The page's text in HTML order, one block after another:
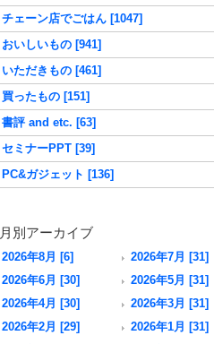
チェーン店でごはん [1047]
おいしいもの [941]
いただきもの [461]
買ったもの [151]
書評 and etc. [63]
セミナーPPT [39]
PC&ガジェット [136]
月別アーカイブ
2026年8月 [6]
2026年7月 [31]
2026年6月 [30]
2026年5月 [31]
2026年4月 [30]
2026年3月 [31]
2026年2月 [29]
2026年1月 [31]